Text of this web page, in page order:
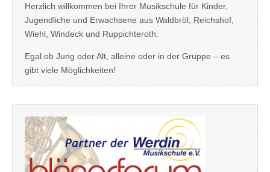
Herzlich willkommen bei Ihrer Musikschule für Kinder,
Jugendliche und Erwachsene aus Waldbröl, Reichshof,
Wiehl, Windeck und Ruppichteroth.
Egal ob Jung oder Alt, alleine oder in der Gruppe – es
gibt viele Möglichkeiten!